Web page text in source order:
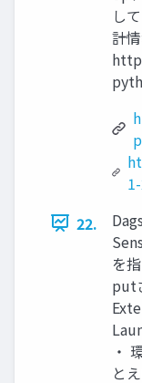
し
計
22.
を
put
・
と